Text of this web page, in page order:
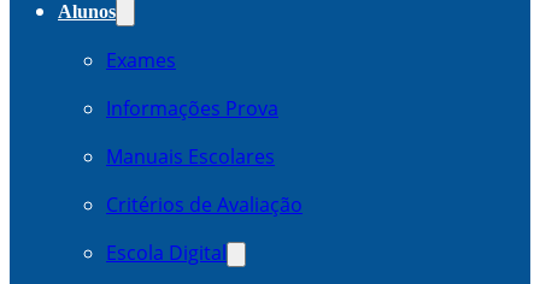
Alunos
Exames
Informações Prova
Manuais Escolares
Critérios de Avaliação
Escola Digital